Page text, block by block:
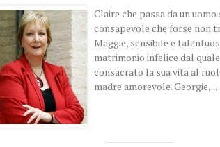
Claire che passa da un
consapevole che forse non
Maggie, sensibile e
matrimonio infelice dal
consacrato la sua vita al
madre amorevole. Georgie,...